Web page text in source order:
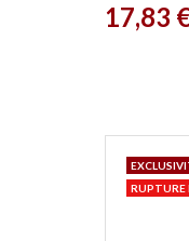
Prix
17,83
RUPTURE